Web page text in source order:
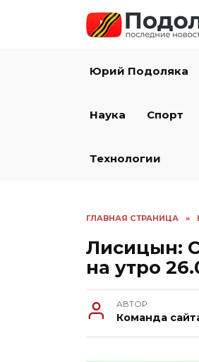
Юрий Подоляка
Наука Спорт
Технологии
ГЛАВНАЯ СТРАНИЦА »
Лисицын:
на утро
АВТОР
Команда